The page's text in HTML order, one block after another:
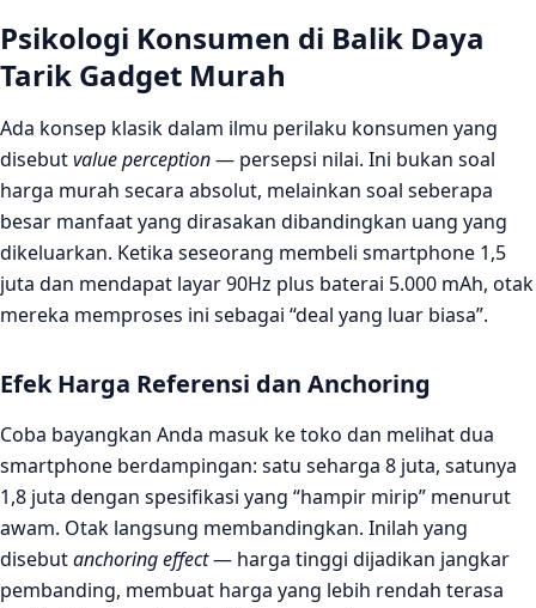
Psikologi Konsumen di Balik Daya
Tarik Gadget Murah
Ada konsep klasik dalam ilmu perilaku konsumen yang
disebutvalue perception— persepsi nilai. Ini bukan soal
harga murah secara absolut, melainkan soal seberapa
besar manfaat yang dirasakan dibandingkan uang yang
dikeluarkan. Ketika seseorang membeli smartphone 1,5
juta dan mendapat layar 90Hz plus baterai 5.000 mAh, otak
mereka memproses ini sebagai “deal yang luar biasa”.
Efek Harga Referensi dan Anchoring
Coba bayangkan Anda masuk ke toko dan melihat dua
smartphone berdampingan: satu seharga 8 juta, satunya
1,8 juta dengan spesifikasi yang “hampir mirip” menurut
awam. Otak langsung membandingkan. Inilah yang
disebutanchoring effect— harga tinggi dijadikan jangkar
pembanding, membuat harga yang lebih rendah terasa